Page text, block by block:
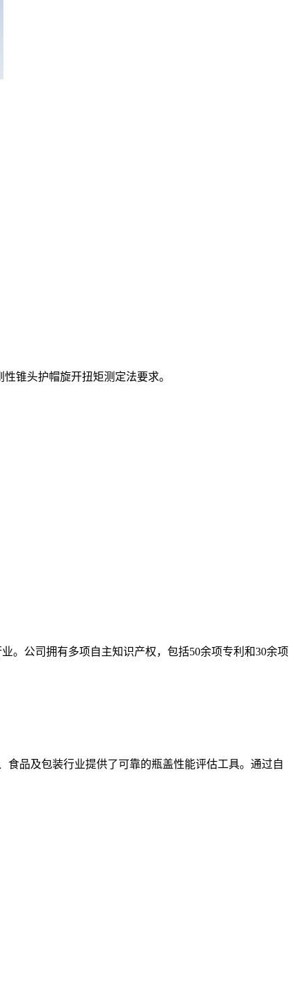
锥头护帽旋开扭矩测定法要求。
。公司拥有多项自主知识产权，包括50余项专利和30余项
品及包装行业提供了可靠的瓶盖性能评估工具。通过自